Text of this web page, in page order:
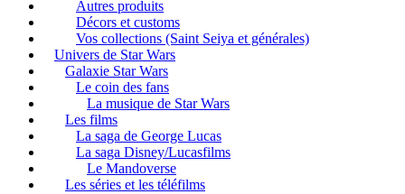
Autres produits
Décors et customs
Vos collections (Saint Seiya et générales)
Univers de Star Wars
Galaxie Star Wars
Le coin des fans
La musique de Star Wars
Les films
La saga de George Lucas
La saga Disney/Lucasfilms
Le Mandoverse
Les séries et les téléfilms